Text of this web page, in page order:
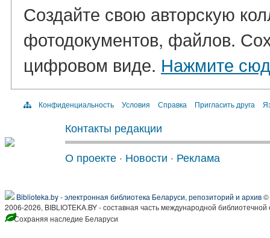
Создайте свою авторскую
фотодокументов, файлов.
цифровом виде. Нажмите
Конфиденциальность Условия Справка Пригласить друга
Контакты редакции
О проекте · Новости · Реклама
Biblioteka.by - электронная библиотека Беларуси, репозиторий и архив©
2006-2026, BIBLIOTEKA.BY - составная часть международной
Сохраняя наследие Беларуси